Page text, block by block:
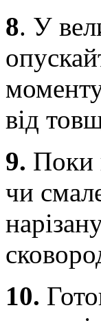
8. У
від
9. Поки
чи
10.